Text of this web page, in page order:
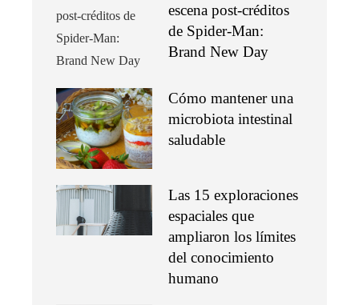
escena post-créditos
de Spider-Man:
Brand New Day
Cómo mantener una
microbiota intestinal
saludable
Las 15 exploraciones
espaciales que
ampliaron los límites
del conocimiento
humano